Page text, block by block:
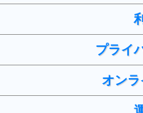
プライ
オン